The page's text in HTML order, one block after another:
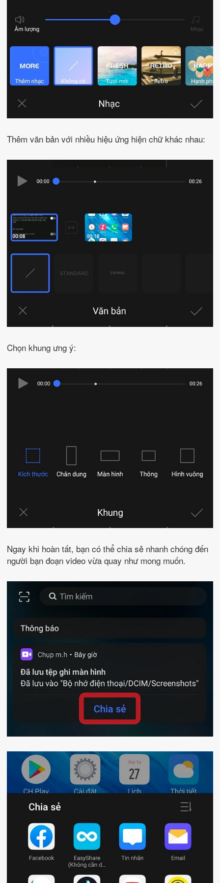
Thêm văn bản với nhiều hiệu ứng hiện chữ khác nhau:
Chọn khung ưng ý:
Ngay khi hoàn tất, bạn có thể chia sẻ nhanh chóng đến
người bạn đoạn video vừa quay như mong muốn.